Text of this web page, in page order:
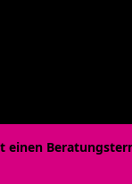
einen